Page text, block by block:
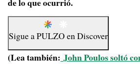
Sigue aPULZO enDiscover
(Lea también: John Poulos soltó